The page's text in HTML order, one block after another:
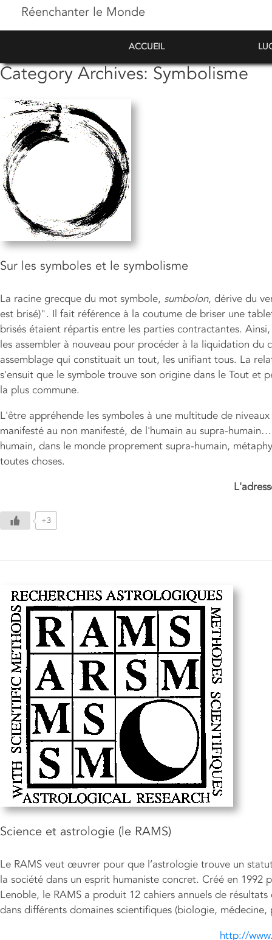
Réenchanter le Monde
ACCUEIL
Category Archives:Symbolisme
Sur les symboles et le symbolisme
La racine grecque du mot symbole, sumbolon, dérive du
est brisé)". Il fait référence à la coutume de briser une
brisés étaient répartis entre les parties contractantes.
les assembler à nouveau pour procéder à la liquidation du
assemblage qui constituait un tout, les unifiant tous. La
s'ensuit que le symbole trouve son origine dans le Tout et
la plus commune.
L'être appréhende les symboles à une multitude de
manifesté au non manifesté, de l'humain au supra-
humain, dans le monde proprement supra-humain,
toutes choses.
+3
Science et astrologie (le RAMS)
Le RAMS veut œuvrer pour que l’astrologie trouve un
la société dans un esprit humaniste concret. Créé en 1992
Lenoble, le RAMS a produit 12 cahiers annuels de
dans différents domaines scientifiques (biologie,
http://